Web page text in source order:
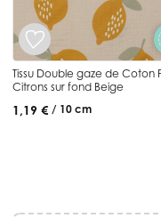
Tissu Double gaze de Coton
Citrons sur fond Beige
1,19 € / 10 cm